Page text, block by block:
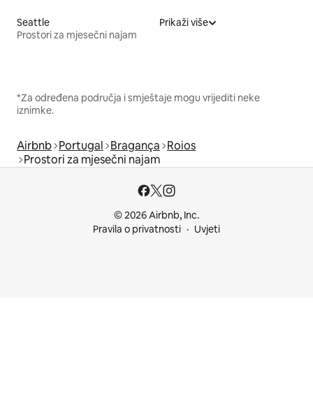
Seattle
Prostori za mjesečni najam
Prikaži više
*Za određena područja i smještaje mogu vrijediti neke
iznimke.
Airbnb Portugal Bragança Roios
Prostori za mjesečni najam
© 2026 Airbnb, Inc.
Pravila o privatnosti
Uvjeti